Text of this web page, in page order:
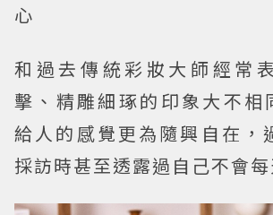
心
和過去傳統彩妝大師經常
擊、精雕細琢的印象大不
給人的感覺更為隨興自在，
採訪時甚至透露過自己不會每